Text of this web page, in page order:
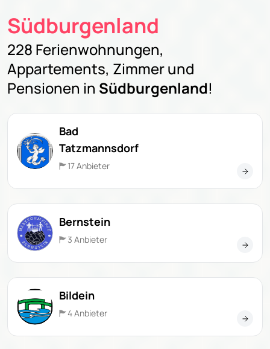
Südburgenland
228 Ferienwohnungen,
Appartements, Zimmer und
Pensionen in Südburgenland!
Bad
Tatzmannsdorf
17 Anbieter
Bernstein
3 Anbieter
Bildein
4 Anbieter